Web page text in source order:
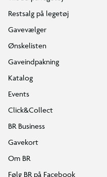
Restsalg på legetøj
Gavevælger
Ønskelisten
Gaveindpakning
Katalog
Events
Click&Collect
BR Business
Gavekort
Om BR
Følg BR på Facebook